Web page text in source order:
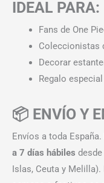
IDEAL PARA:
Fans de One
Coleccionistas
Decorar
Regalo
📦 ENVÍO Y
Envíos a toda
a 7 días hábiles
Islas, Ceuta y